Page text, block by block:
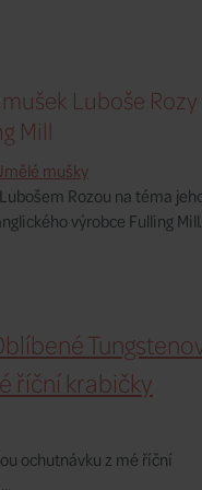
Luboše Rozy
Roza's
Violet Jig B/L